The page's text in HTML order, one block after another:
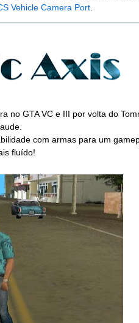
Vehicle Camera Port.
no GTA VC e III por volta do
com armas para um
fluído!